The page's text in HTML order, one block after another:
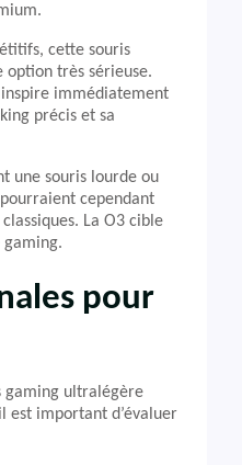
cette souris
très sérieuse.
immédiatement
précis et sa
une souris lourde ou
cependant
La O3 cible
pour
gaming ultralégère
est important d’évaluer